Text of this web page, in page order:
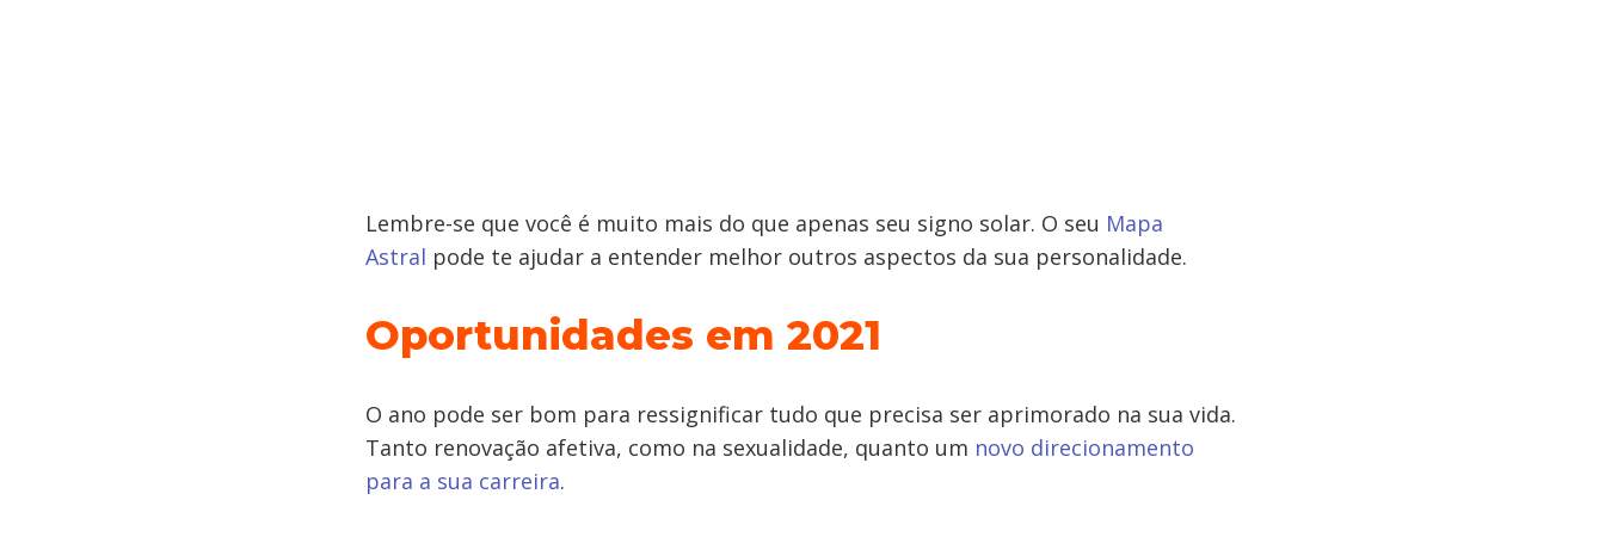
Lembre-se que você é muito mais do que apenas seu signo solar. O seu Mapa
Astral pode te ajudar a entender melhor outros aspectos da sua personalidade.
Oportunidades em 2021
O ano pode ser bom para ressignificar tudo que precisa ser aprimorado na sua vida.
Tanto renovação afetiva, como na sexualidade, quanto um novo direcionamento
para a sua carreira.